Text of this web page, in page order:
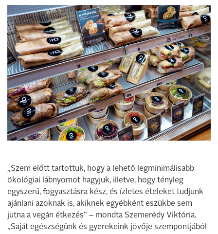
„Szem előtt tartottuk, hogy a lehető legminimálisabb
ökológiai lábnyomot hagyjuk, illetve, hogy tényleg
egyszerű, fogyasztásra kész, és ízletes ételeket tudjunk
ajánlani azoknak is, akiknek egyébként eszükbe sem
jutna a vegán étkezés” – mondta Szemerédy Viktória.
„Saját egészségünk és gyerekeink jövője szempontjából